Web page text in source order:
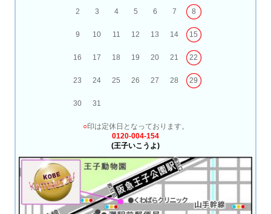
2 3 4 5 6 7 8
9 10 11 12 13 14 15
16 17 18 19 20 21 22
23 24 25 26 27 28 29
30 31
○印は定休日となっております。
0120-004-154
(王子いこうよ)